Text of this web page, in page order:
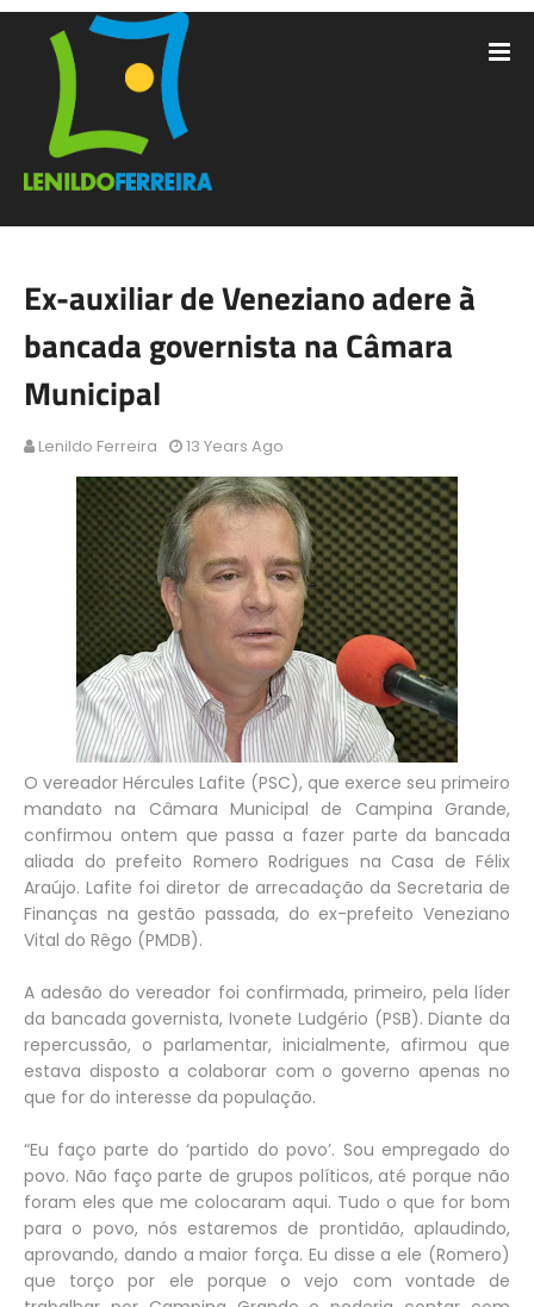
Ex-auxiliar de Veneziano adere à
bancada governista na Câmara
Municipal
Lenildo Ferreira 13 Years Ago
O vereador Hércules Lafite (PSC), que exerce seu primeiro
mandato na Câmara Municipal de Campina Grande,
confirmou ontem que passa a fazer parte da bancada
aliada do prefeito Romero Rodrigues na Casa de Félix
Araújo. Lafite foi diretor de arrecadação da Secretaria de
Finanças na gestão passada, do ex-prefeito Veneziano
Vital do Rêgo (PMDB).
A adesão do vereador foi confirmada, primeiro, pela líder
da bancada governista, Ivonete Ludgério (PSB). Diante da
repercussão, o parlamentar, inicialmente, afirmou que
estava disposto a colaborar com o governo apenas no
que for do interesse da população.
“Eu faço parte do ‘partido do povo’. Sou empregado do
povo. Não faço parte de grupos políticos, até porque não
foram eles que me colocaram aqui. Tudo o que for bom
para o povo, nós estaremos de prontidão, aplaudindo,
aprovando, dando a maior força. Eu disse a ele (Romero)
que torço por ele porque o vejo com vontade de